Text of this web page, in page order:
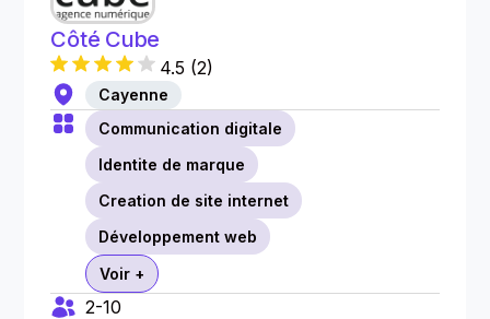
Côté Cube
4.5 (2)
Cayenne
Communication digitale
Identite de marque
Creation de site internet
Développement web
Voir +
2-10